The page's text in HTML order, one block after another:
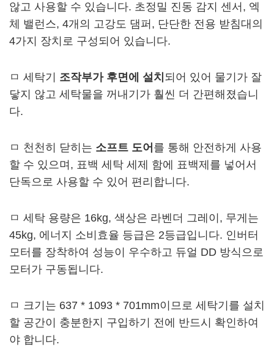
않고 사용할 수 있습니다. 초정밀 진동 감지 센서, 엑
체 밸런스, 4개의 고강도 댐퍼, 단단한 전용 받침대의
4가지 장치로 구성되어 있습니다.
ㅁ 세탁기 조작부가 후면에 설치 되어 있어 물기가 잘
닿지 않고 세탁물을 꺼내기가 훨씬 더 간편해졌습니
다.
ㅁ 천천히 닫히는 소프트 도어 를 통해 안전하게 사용
할 수 있으며, 표백 세탁 세제 함에 표백제를 넣어서
단독으로 사용할 수 있어 편리합니다.
ㅁ 세탁 용량은 16kg, 색상은 라벤더 그레이, 무게는
45kg, 에너지 소비효율 등급은 2등급입니다. 인버터
모터를 장착하여 성능이 우수하고 듀얼 DD 방식으로
모터가 구동됩니다.
ㅁ 크기는 637 * 1093 * 701mm이므로 세탁기를 설치
할 공간이 충분한지 구입하기 전에 반드시 확인하여
야 합니다.